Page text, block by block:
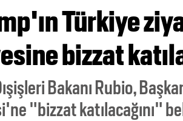
Türkiye
bizzat
Bakanı Rubio,
"bizzat katılacağını"